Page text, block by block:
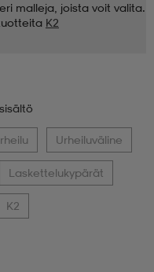
malleja, joista voit valita.
K2
Urheiluväline
Laskettelukypärät
K2